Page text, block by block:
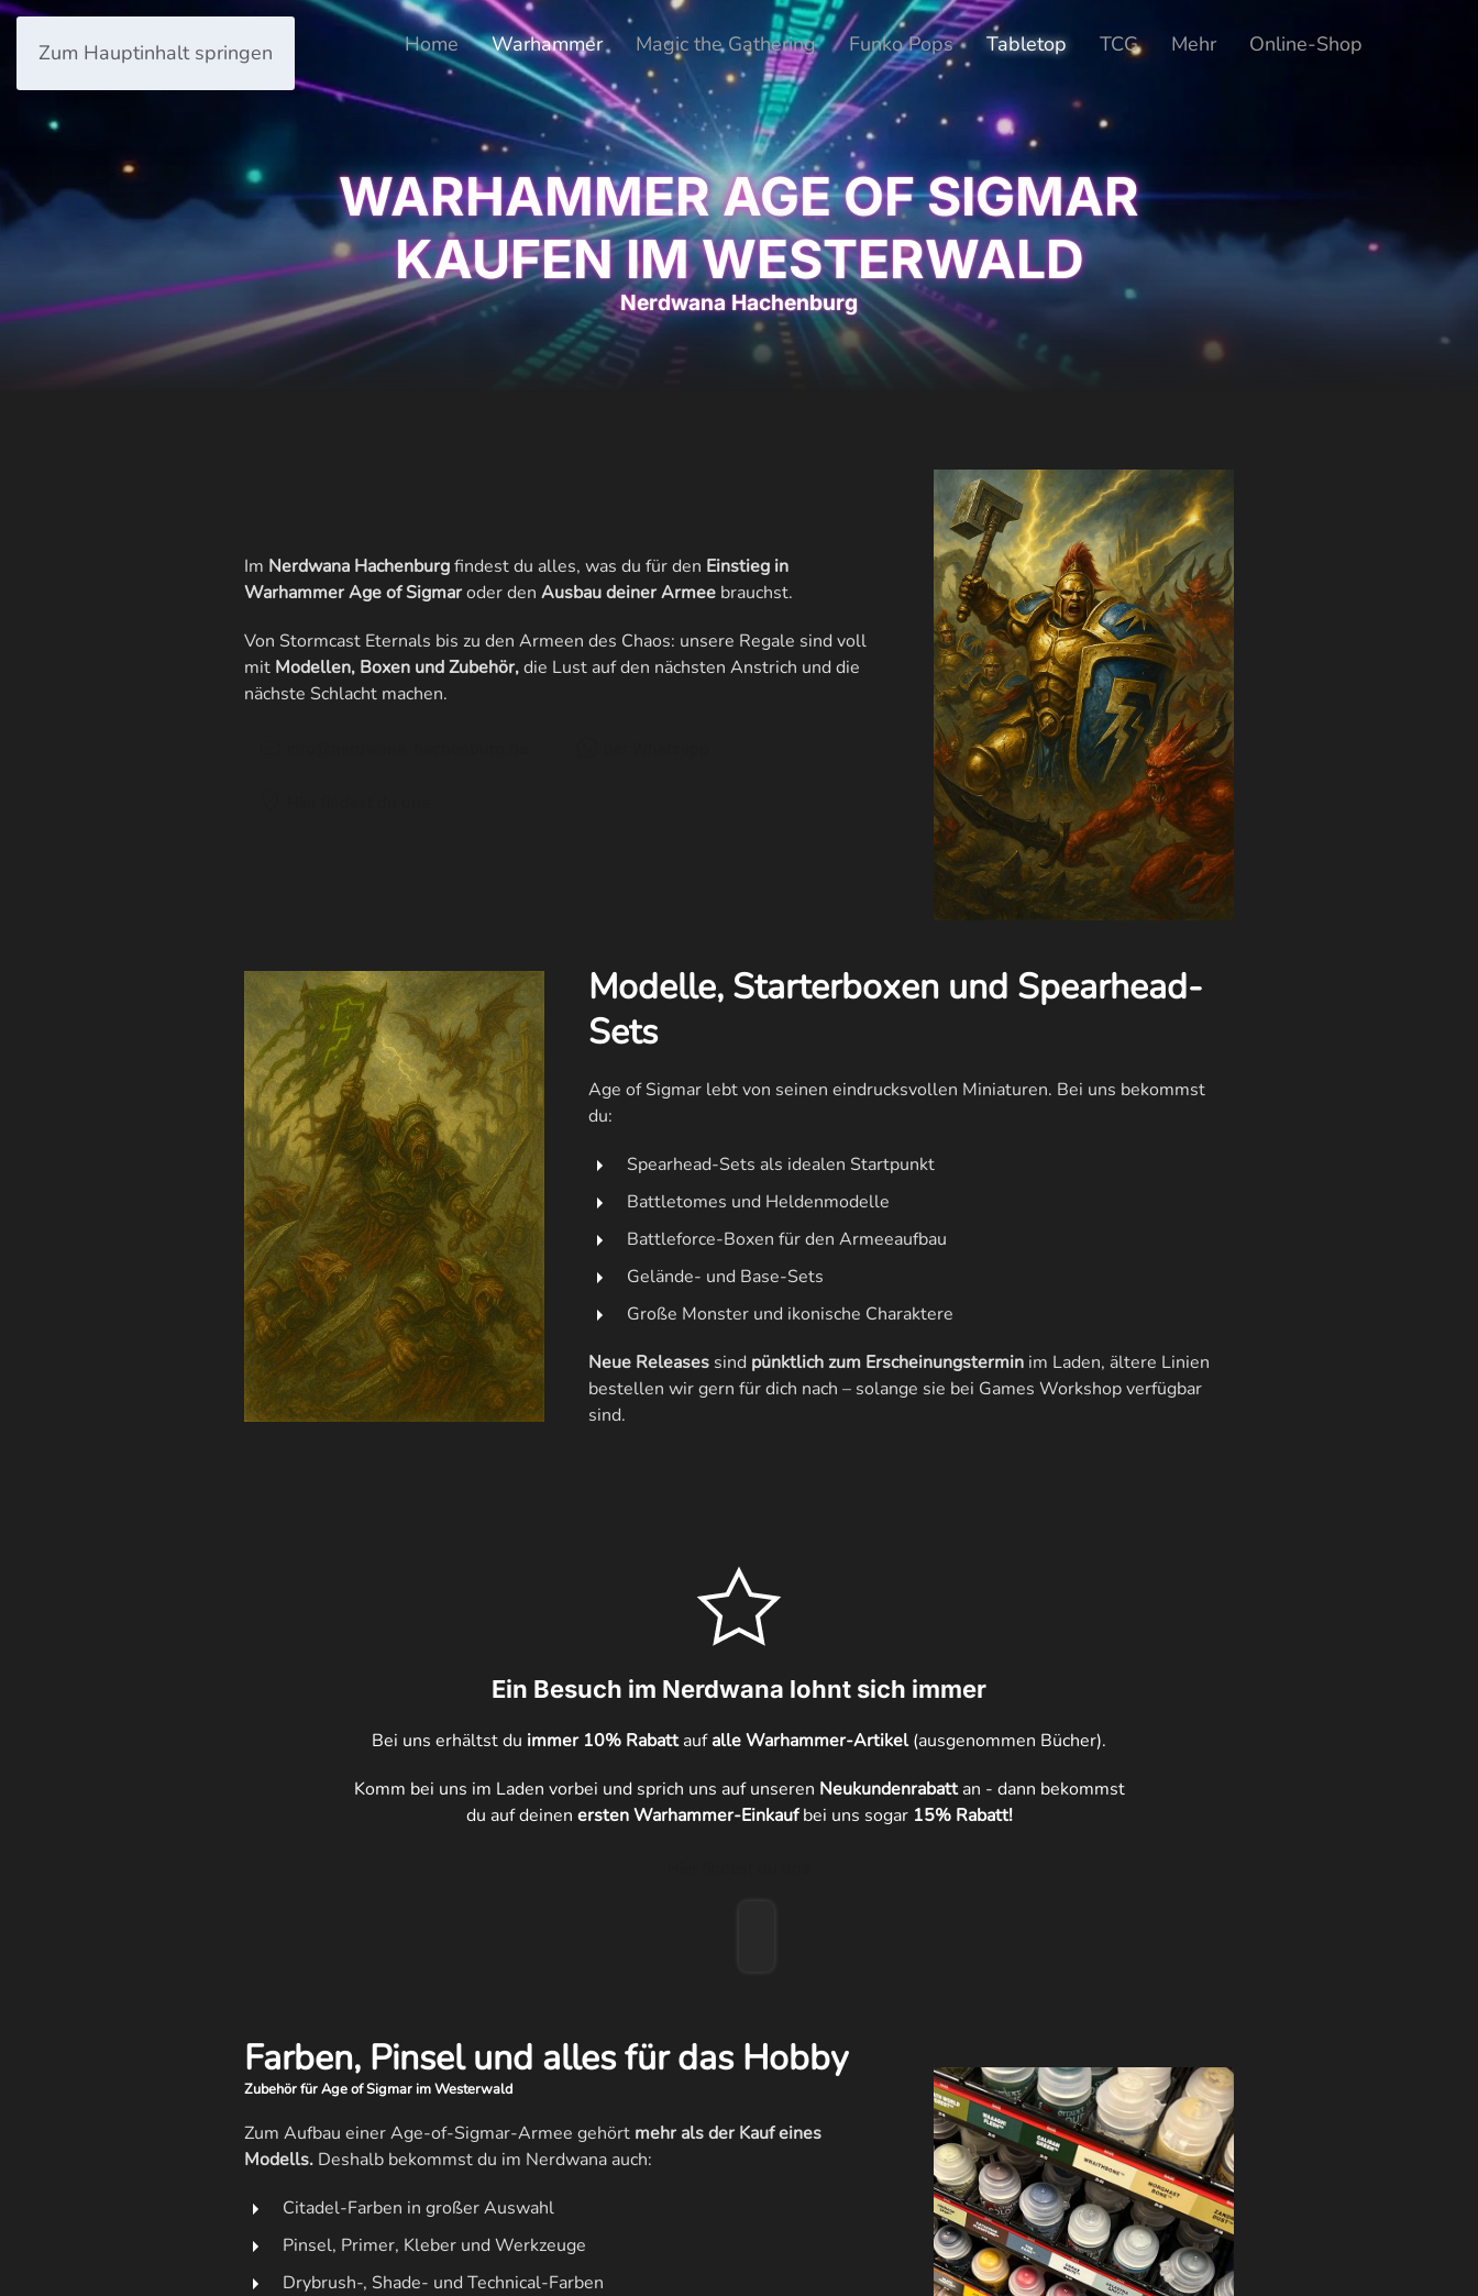
Zum Hauptinhalt springen Home Warhammer Magic the Gathering Funko Pops Tabletop TCG Mehr Online-Shop
WARHAMMER AGE OF SIGMAR
KAUFEN IM WESTERWALD
Nerdwana Hachenburg
Im Nerdwana Hachenburgfindest du alles, was du für den Einstieg in
Warhammer Age of Sigmaroder den Ausbau deiner Armee brauchst.
Von Stormcast Eternals bis zu den Armeen des Chaos: unsere Regale sind voll
mit Modellen, Boxen und Zubehör,die Lust auf den nächsten Anstrich und die
nächste Schlacht machen.
Modelle, Starterboxen und Spearhead-
Sets
Age of Sigmar lebt von seinen eindrucksvollen Miniaturen. Bei uns bekommst
du:
Spearhead-Sets als idealen Startpunkt
Battletomes und Heldenmodelle
Battleforce-Boxen für den Armeeaufbau
Gelände- und Base-Sets
Große Monster und ikonische Charaktere
Neue Releases sind pünktlich zum Erscheinungstermin im Laden, ältere Linien
bestellen wir gern für dich nach – solange sie bei Games Workshop verfügbar
sind.
Ein Besuch im Nerdwana lohnt sich immer
Bei uns erhältst du immer 10% Rabattaufalle Warhammer-Artikel(ausgenommen Bücher).
Komm bei uns im Laden vorbei und sprich uns auf unseren Neukundenrabattan - dann bekommst
du auf deinen ersten Warhammer-Einkaufbei uns sogar 15% Rabatt!
Farben, Pinsel und alles für das Hobby
Zubehör für Age of Sigmar im Westerwald
Zum Aufbau einer Age-of-Sigmar-Armee gehört mehr als der Kauf eines
Modells. Deshalb bekommst du im Nerdwana auch:
Citadel-Farben in großer Auswahl
Pinsel, Primer, Kleber und Werkzeuge
Drybrush-, Shade- und Technical-Farben